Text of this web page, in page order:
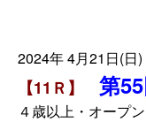
2024年 4月21日(
【11Ｒ】 第
４歳以上・オー